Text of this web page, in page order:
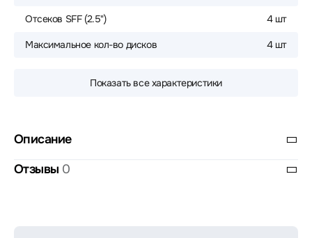
Отсеков SFF (2.5") 4 шт
Максимальное кол-во дисков 4 шт
Показать все характеристики
Описание
Отзывы 0